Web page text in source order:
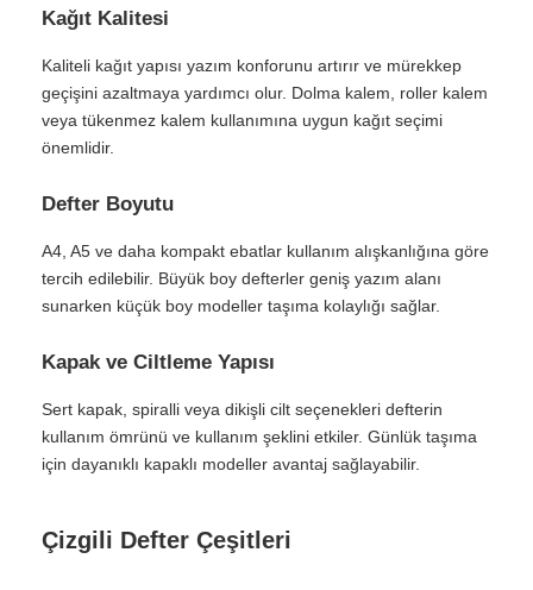
Kağıt Kalitesi
Kaliteli kağıt yapısı yazım konforunu artırır ve mürekkep
geçişini azaltmaya yardımcı olur. Dolma kalem, roller kalem
veya tükenmez kalem kullanımına uygun kağıt seçimi
önemlidir.
Defter Boyutu
A4, A5 ve daha kompakt ebatlar kullanım alışkanlığına göre
tercih edilebilir. Büyük boy defterler geniş yazım alanı
sunarken küçük boy modeller taşıma kolaylığı sağlar.
Kapak ve Ciltleme Yapısı
Sert kapak, spiralli veya dikişli cilt seçenekleri defterin
kullanım ömrünü ve kullanım şeklini etkiler. Günlük taşıma
için dayanıklı kapaklı modeller avantaj sağlayabilir.
Çizgili Defter Çeşitleri